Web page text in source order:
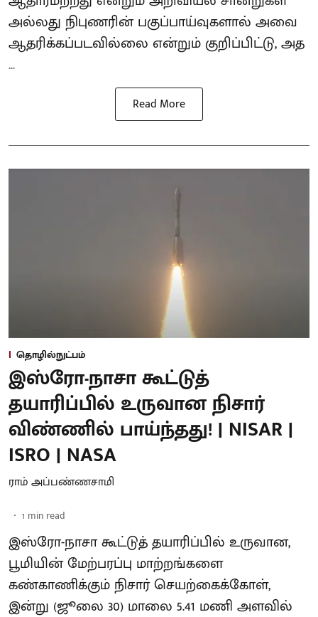
அல்லது நிபுணரின் பகுப்பாய்வுகளால் அவை
ஆதரிக்கப்படவில்லை என்றும் குறிப்பிட்டு, அத
...
Read More
தொழில்நுட்பம்
இஸ்ரோ-நாசா கூட்டுத்
தயாரிப்பில் உருவான நிசார்
விண்ணில் பாய்ந்தது! | NISAR |
ISRO | NASA
ராம் அப்பண்ணசாமி
1 min read
இஸ்ரோ-நாசா கூட்டுத் தயாரிப்பில் உருவான,
பூமியின் மேற்பரப்பு மாற்றங்களை
கண்காணிக்கும் நிசார் செயற்கைக்கோள்,
இன்று (ஜூலை 30) மாலை 5.41 மணி அளவில்